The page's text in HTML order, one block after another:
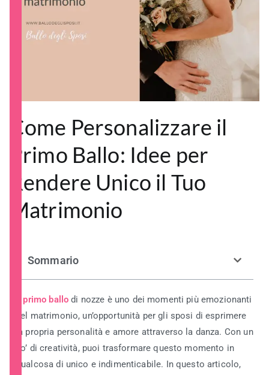
Come Personalizzare il
Primo Ballo: Idee per
Rendere Unico il Tuo
Matrimonio
Sommario
Ilprimo ballo di nozze è uno dei momenti più emozionanti
del matrimonio, un’opportunità per gli sposi di esprimere
la propria personalità e amore attraverso la danza. Con un
po’ di creatività, puoi trasformare questo momento in
qualcosa di unico e indimenticabile. In questo articolo,